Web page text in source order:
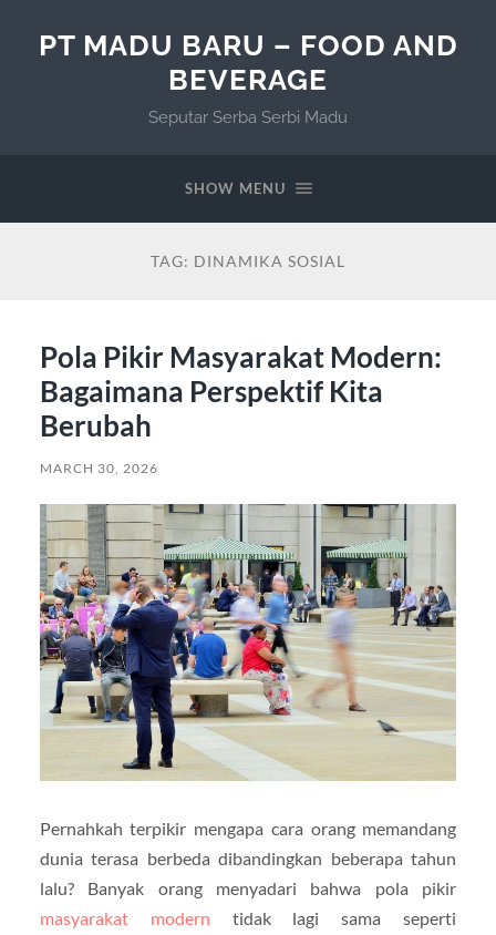
PT MADU BARU – FOOD AND
BEVERAGE
Seputar Serba Serbi Madu
SHOW MENU
TAG: DINAMIKA SOSIAL
Pola Pikir Masyarakat Modern:
Bagaimana Perspektif Kita
Berubah
MARCH 30, 2026
Pernahkah terpikir mengapa cara orang memandang
dunia terasa berbeda dibandingkan beberapa tahun
lalu? Banyak orang menyadari bahwa pola pikir
masyarakat modern tidak lagi sama seperti